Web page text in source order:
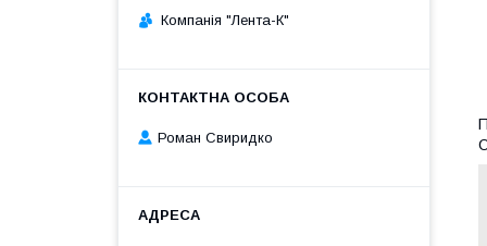
Компанія "Лента-К"
Роман Свиридко